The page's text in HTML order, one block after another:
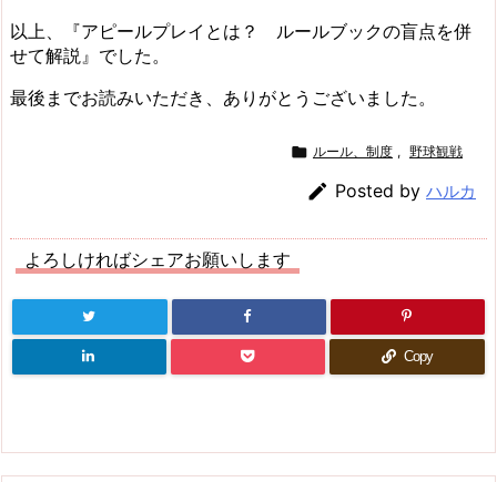
以上、『アピールプレイとは？ ルールブックの盲点を併
せて解説』でした。
最後までお読みいただき、ありがとうございました。
 ルール、制度 , 野球観戦
 Posted by ハルカ
よろしければシェアお願いします
Copy